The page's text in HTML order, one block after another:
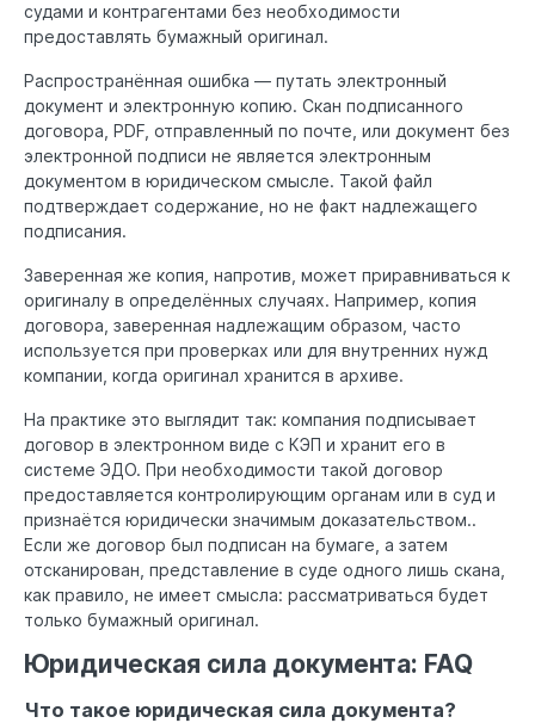
судами и контрагентами без необходимости
предоставлять бумажный оригинал.
Распространённая ошибка — путать электронный
документ и электронную копию. Скан подписанного
договора, PDF, отправленный по почте, или документ без
электронной подписи не является электронным
документом в юридическом смысле. Такой файл
подтверждает содержание, но не факт надлежащего
подписания.
Заверенная же копия, напротив, может приравниваться к
оригиналу в определённых случаях. Например, копия
договора, заверенная надлежащим образом, часто
используется при проверках или для внутренних нужд
компании, когда оригинал хранится в архиве.
На практике это выглядит так: компания подписывает
договор в электронном виде с КЭП и хранит его в
системе ЭДО. При необходимости такой договор
предоставляется контролирующим органам или в суд и
признаётся юридически значимым доказательством..
Если же договор был подписан на бумаге, а затем
отсканирован, представление в суде одного лишь скана,
как правило, не имеет смысла: рассматриваться будет
только бумажный оригинал.
Юридическая сила документа: FAQ
Что такое юридическая сила документа?